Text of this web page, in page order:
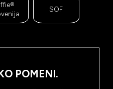
SOF
sporočila. Ali
prikaze prejetih
POMENI.